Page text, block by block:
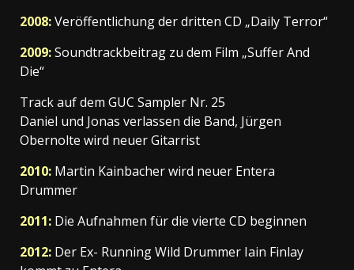
2008:Veröffentlichung der dritten CD „Daily Terror“
2009:Soundtrackbeitrag zu dem Film „Suffer And
Die“
Track auf dem GUC Sampler Nr. 25
Daniel und Jonas verlassen die Band, Jürgen
Obernolte wird neuer Gitarrist
2010: Martin Kainbacher wird neuer Entera
Drummer
2011: Die Aufnahmen für die vierte CD beginnen
2012: Der Ex- Running Wild Drummer Iain Finlay